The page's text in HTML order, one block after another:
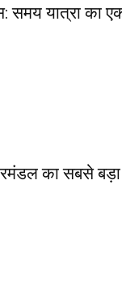
समय यात्रा का
का सबसे